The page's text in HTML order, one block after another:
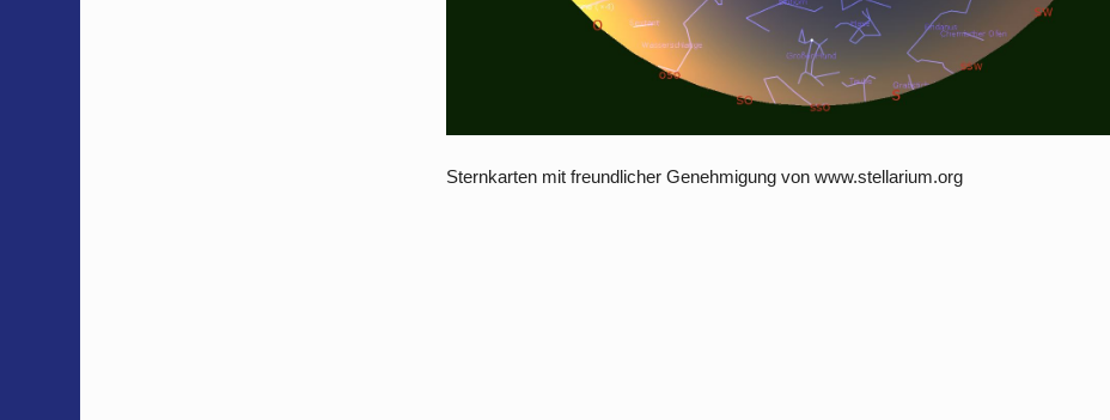
Sternkarten mit freundlicher Genehmigung von www.stellarium.org